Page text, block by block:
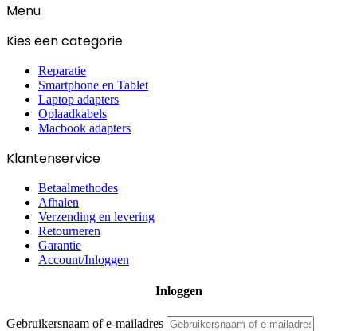
Menu
Kies een categorie
Reparatie
Smartphone en Tablet
Laptop adapters
Oplaadkabels
Macbook adapters
Klantenservice
Betaalmethodes
Afhalen
Verzending en levering
Retourneren
Garantie
Account/Inloggen
Gebruikersnaam of e-mailadres